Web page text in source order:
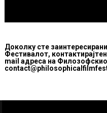
Доколку сте
Фестивалот,
mail адреса на